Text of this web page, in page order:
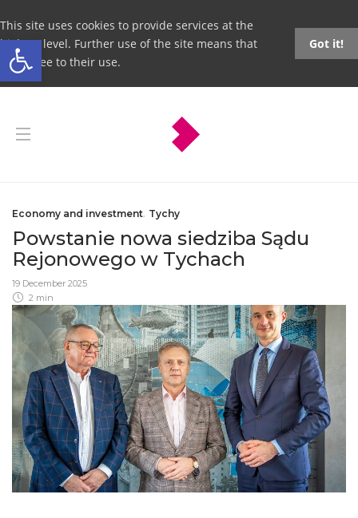
Open toolbar
This site uses cookies to provide services at the
highest level. Further use of the site means that
you agree to their use.
Got it!
Economy and investment, Tychy
Powstanie nowa siedziba Sądu
Rejonowego w Tychach
19 December 2025
2 min